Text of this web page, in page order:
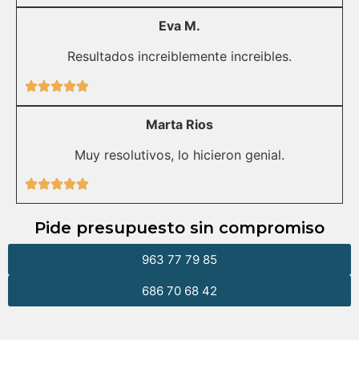
Eva M.
Resultados increiblemente increibles.
Marta Rios
Muy resolutivos, lo hicieron genial.
Pide presupuesto sin compromiso
686 70 68 42
963 77 79 85